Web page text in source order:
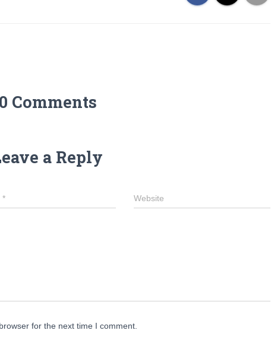
0 Comments
a Reply
* Website
for the next time I comment.